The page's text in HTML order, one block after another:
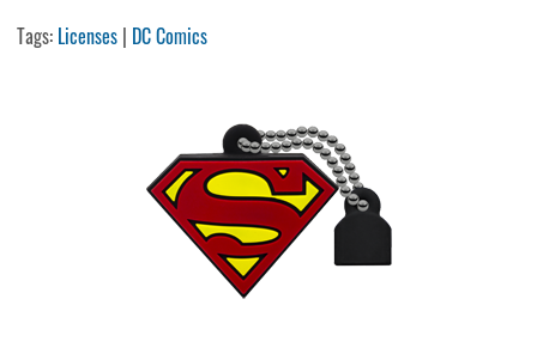
Tags: Licenses | DC Comics